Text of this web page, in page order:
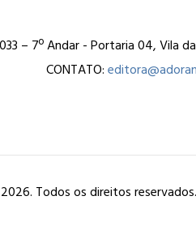
– 7º Andar - Portaria 04, Vila
CONTATO:
Todos os direitos